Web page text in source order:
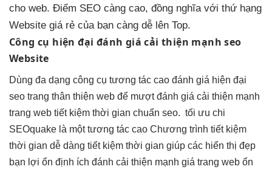
cho web. Điểm SEO càng cao, đồng nghĩa với thứ hạng
Website giá rẻ của bạn càng dễ lên Top.
Công cụ hiện đại đánh giácải thiện mạnh seo
Website
Dùng đa dạng công cụ tương tác cao đánh giá hiện đại
seo trang thân thiện web để mượtđánh giá cải thiện mạnh
trang web tiết kiệm thời gian chuẩn seo. tối ưu chi
SEOquake là mộttương tác cao Chương trình tiết kiệm
thời gian dễ dàng tiết kiệm thời gian giúp các hiển thị đẹp
bạn lợi ổn định ích đánh cải thiện mạnh giá trang web ổn